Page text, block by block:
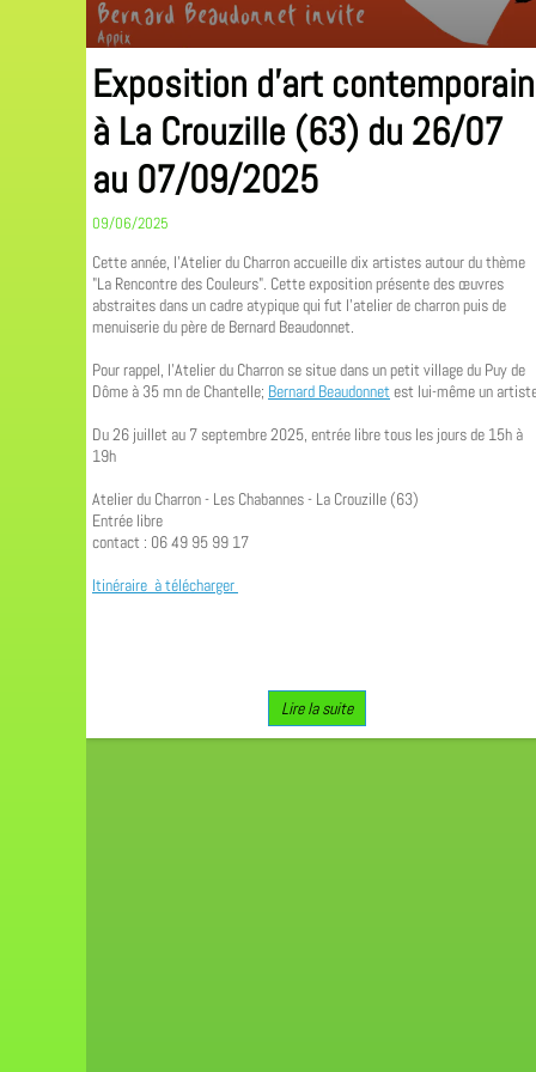
Exposition d'art contemporain
à La Crouzille (63) du 26/07
au 07/09/2025
09/06/2025
Cette année, l'Atelier du Charron accueille dix artistes autour du thème
"La Rencontre des Couleurs". Cette exposition présente des œuvres
abstraites dans un cadre atypique qui fut l'atelier de charron puis de
menuiserie du père de Bernard Beaudonnet.
Pour rappel, l'Atelier du Charron se situe dans un petit village du Puy de
Dôme à 35 mn de Chantelle; Bernard Beaudonnetest lui-même un
Du 26 juillet au 7 septembre 2025, entrée libre tous les jours de 15h à
19h
Atelier du Charron - Les Chabannes - La Crouzille (63)
Entrée libre
contact : 06 49 95 99 17
Itinéraire à télécharger
Lire la suite